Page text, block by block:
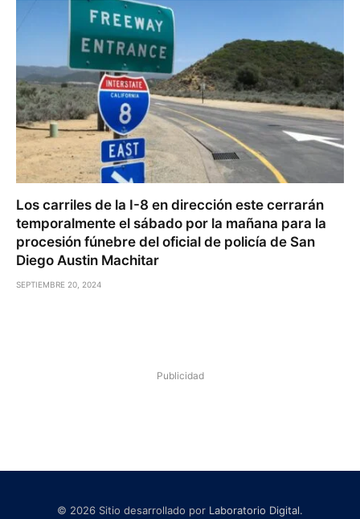
Los carriles de la I-8 en dirección este cerrarán
temporalmente el sábado por la mañana para la
procesión fúnebre del oficial de policía de San
Diego Austin Machitar
SEPTIEMBRE 20, 2024
Publicidad
© 2026 Sitio desarrollado por Laboratorio Digital.